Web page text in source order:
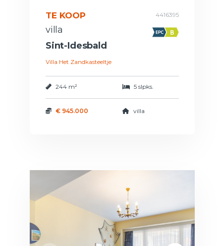
TE KOOP 4416395
villa
Sint-Idesbald
Villa Het Zandkasteeltje
244 m² 5 slpks.
€ 945.000 villa